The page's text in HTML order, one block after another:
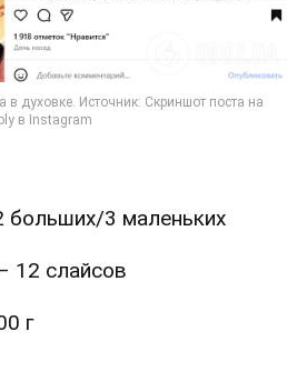
больших/3 маленьких
12 слайсов
г